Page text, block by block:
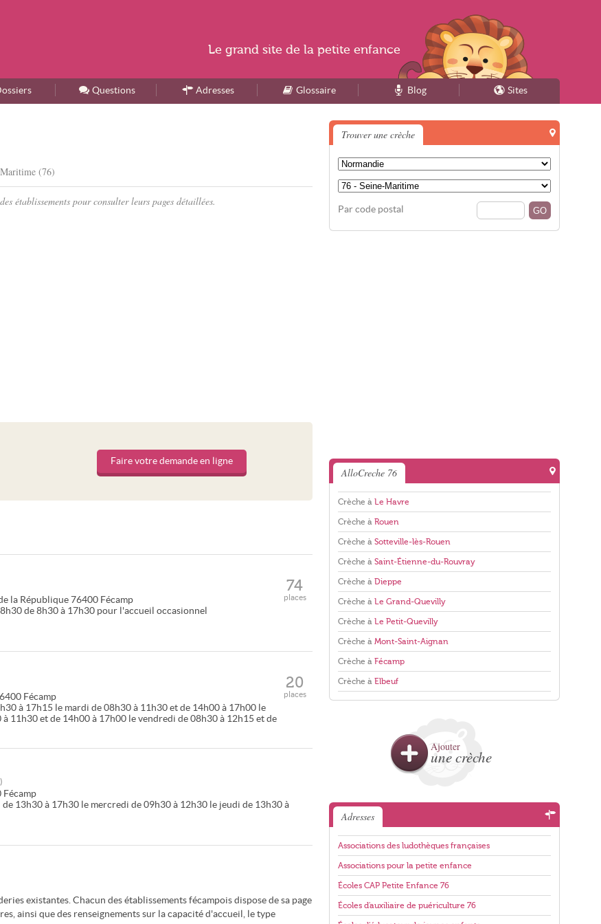
AccueilQuestions Adresses Glossaire Blog Sites
(76)
établissements pour consulter leurs pages détaillées.
Faire votre demande en ligne
la République 76400 Fécamp
de 8h30 à 17h30 pour l'accueil occasionnel
74
places
Fécamp
à 17h15 le mardi de 08h30 à 11h30 et de 14h00 à 17h00 le
11h30 et de 14h00 à 17h00 le vendredi de 08h30 à 12h15 et de
20
places
)
Fécamp
13h30 à 17h30 le mercredi de 09h30 à 12h30 le jeudi de 13h30 à
existantes. Chacun des établissements fécampois dispose de sa page
ainsi que des renseignements sur la capacité d'accueil, le type
Trouver une crèche
Par code postal
AlloCreche 76
Crèche à Le Havre
Crèche à Rouen
Crèche à Sotteville-lès-Rouen
Crèche à Saint-Étienne-du-Rouvray
Crèche à Dieppe
Crèche à Le Grand-Quevilly
Crèche à Le Petit-Quevilly
Crèche à Mont-Saint-Aignan
Crèche à Fécamp
Crèche à Elbeuf
Ajouter
une crèche
Adresses
Associations des ludothèques françaises
Associations pour la petite enfance
Écoles CAP Petite Enfance 76
Écoles d'auxiliaire de puériculture 76
Le grand site de la petite enfance